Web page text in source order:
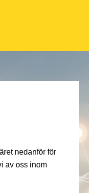
nedanför för
av oss inom